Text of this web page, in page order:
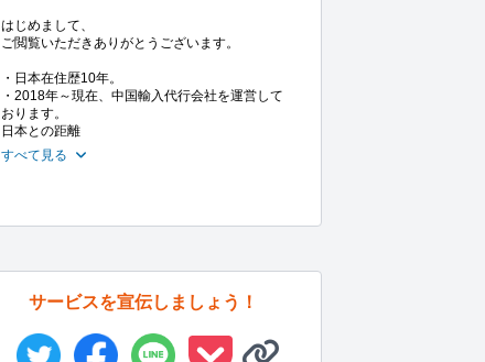
はじめまして、
ご閲覧いただきありがとうございます。
・日本在住歴10年。
・2018年～現在、中国輸入代行会社を運営して
おります。
日本との距離
すべて見る
サービスを宣伝しましょう！